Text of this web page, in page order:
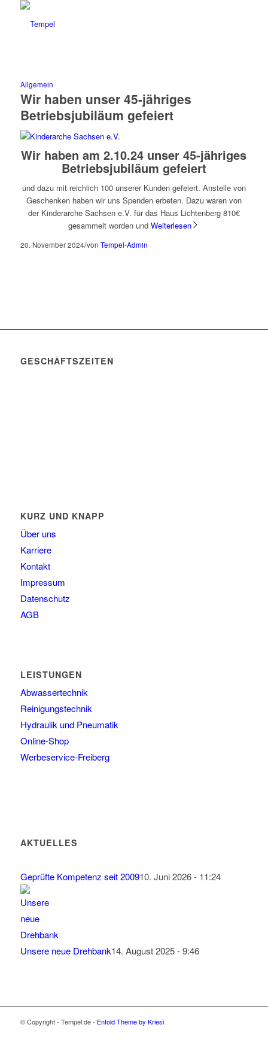
Allgemein
Wir haben unser 45-jähriges
Betriebsjubiläum gefeiert
Wir haben am 2.10.24 unser 45-jähriges
Betriebsjubiläum gefeiert
und dazu mit reichlich 100 unserer Kunden gefeiert. Anstelle von
Geschenken haben wir uns Spenden erbeten. Dazu waren von
der Kinderarche Sachsen e.V. für das Haus Lichtenberg 810€
gesammelt worden undWeiterlesen
20. November 2024/von Tempel-Admin
GESCHÄFTSZEITEN
KURZ UND KNAPP
Über uns
Karriere
Kontakt
Impressum
Datenschutz
AGB
LEISTUNGEN
Abwassertechnik
Reinigungstechnik
Hydraulik und Pneumatik
Online-Shop
Werbeservice-Freiberg
AKTUELLES
Geprüfte Kompetenz seit 200910. Juni 2026 - 11:24
Unsere neue Drehbank14. August 2025 - 9:46
© Copyright - Tempel.de - Enfold Theme by Kriesi